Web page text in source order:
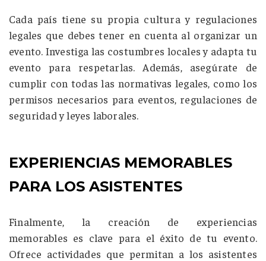
Cada país tiene su propia cultura y regulaciones
legales que debes tener en cuenta al organizar un
evento. Investiga las costumbres locales y adapta tu
evento para respetarlas. Además, asegúrate de
cumplir con todas las normativas legales, como los
permisos necesarios para eventos, regulaciones de
seguridad y leyes laborales.
EXPERIENCIAS MEMORABLES
PARA LOS ASISTENTES
Finalmente, la creación de experiencias
memorables es clave para el éxito de tu evento.
Ofrece actividades que permitan a los asistentes